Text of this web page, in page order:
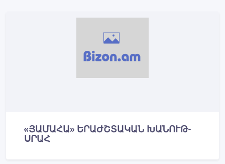
«ՅԱՄԱՀԱ» ԵՐԱԺՇՏԱԿԱՆ ԽԱՆՈՒԹ-
ՍՐԱՀ